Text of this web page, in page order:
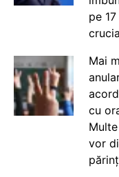
pe
Mai
cu
vor